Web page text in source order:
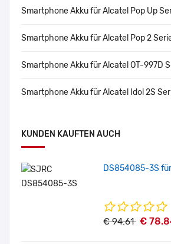
Smartphone Akku für Alcatel Pop Up
Smartphone Akku für Alcatel Pop 2
Smartphone Akku für Alcatel OT-997D
Smartphone Akku für Alcatel Idol 2S
KUNDEN KAUFTEN AUCH
DS854085-3S für
€ 94.61 €